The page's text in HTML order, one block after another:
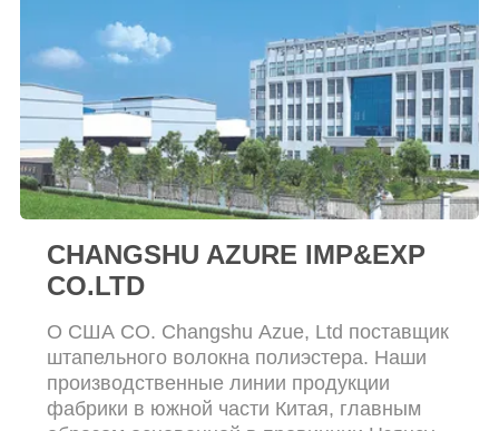
POLICY
CHANGSHU AZURE IMP&EXP
CO.LTD
О США CO. Changshu Azue, Ltd поставщик
штапельного волокна полиэстера. Наши
производственные линии продукции
фабрики в южной части Китая, главным